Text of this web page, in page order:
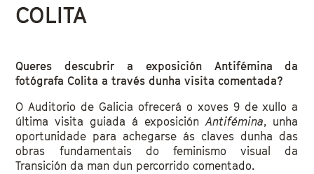
COLITA
Queres descubrir a exposición Antifémina da
fotógrafa Colita a través dunha visita comentada?
O Auditorio de Galicia ofrecerá o xoves 9 de xullo a
última visita guiada á exposiciónAntifémina, unha
oportunidade para achegarse ás claves dunha das
obras fundamentais do feminismo visual da
Transición da man dun percorrido comentado.